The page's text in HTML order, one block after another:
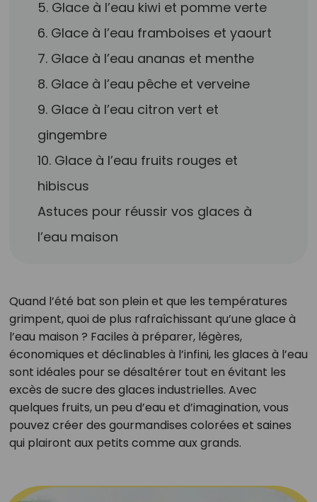
5. Glace à l’eau kiwi et pomme verte
6. Glace à l’eau framboises et yaourt
7. Glace à l’eau ananas et menthe
8. Glace à l’eau pêche et verveine
9. Glace à l’eau citron vert et
gingembre
10. Glace à l’eau fruits rouges et
hibiscus
Astuces pour réussir vos glaces à
l’eau maison
Quand l’été bat son plein et que les températures
grimpent, quoi de plus rafraîchissant qu’une glace à
l’eau maison ? Faciles à préparer, légères,
économiques et déclinables à l’infini, les glaces à l’eau
sont idéales pour se désaltérer tout en évitant les
excès de sucre des glaces industrielles. Avec
quelques fruits, un peu d’eau et d’imagination, vous
pouvez créer des gourmandises colorées et saines
qui plairont aux petits comme aux grands.